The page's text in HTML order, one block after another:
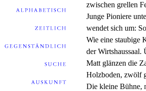
zwischen grellen
Junge Pioniere
wendet sich um:
Wie eine staubige
der Wirtshaussaal.
Matt glänzen die
Holzboden, zwölf
Die kleine Bühne,